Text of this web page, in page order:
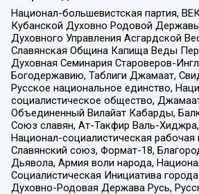
Национал-большевистская партия,
Кубанской Духовно Родовой
Духовного Управления Асгардской
Славянская Община Капища Веды
Духовная Семинария Староверов-
Богодержавию, Таблиги Джамаат,
Русское национальное единство,
социалистическое общество,
Объединенный Вилайат Кабарды,
Союз славян, Ат-Такфир Валь-
Национал-социалистическая рабочая
Славянский союз, Формат-18,
Дьявола, Армия воли народа,
Социалистическая Инициатива
Духовно-Родовая Держава Русь,